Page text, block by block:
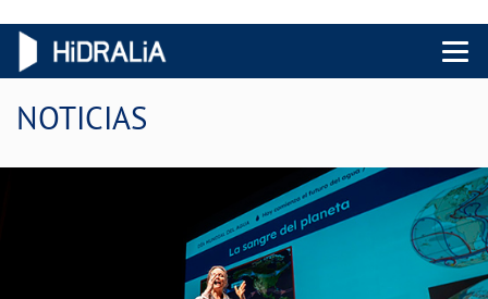
Menu
NOTICIAS